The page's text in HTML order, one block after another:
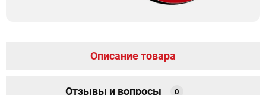
Описание товара
Отзывы и вопросы 0